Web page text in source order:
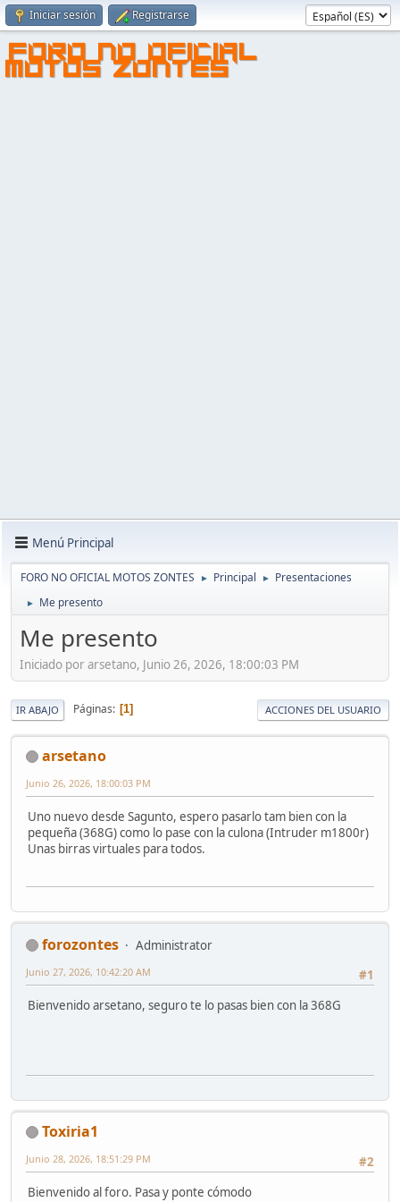
Iniciar sesión Registrarse
FORO NO OFICIAL
MOTOS ZONTES
Menú Principal
FORO NO OFICIAL MOTOS ZONTES ► Principal ► Presentaciones
► Me presento
Me presento
Iniciado por arsetano, Junio 26, 2026, 18:00:03 PM
IR ABAJO Páginas 1 ACCIONES DEL USUARIO
arsetano
Junio 26, 2026, 18:00:03 PM
Uno nuevo desde Sagunto, espero pasarlo tam bien con la
pequeña (368G) como lo pase con la culona (Intruder m1800r)
Unas birras virtuales para todos.
forozontes
Administrator
#1
Junio 27, 2026, 10:42:20 AM
Bienvenido arsetano, seguro te lo pasas bien con la 368G
Toxiria1
#2
Junio 28, 2026, 18:51:29 PM
Bienvenido al foro. Pasa y ponte cómodo